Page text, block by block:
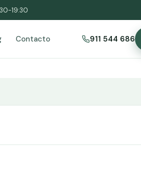
19:30
Contacto 911 544 686